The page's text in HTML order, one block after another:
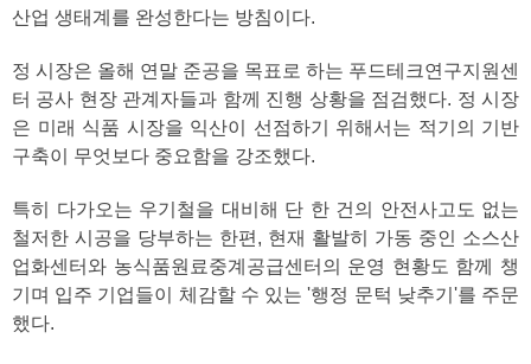
산업 생태계를 완성한다는 방침이다.
정 시장은 올해 연말 준공을 목표로 하는 푸드테크연구지원센
터 공사 현장 관계자들과 함께 진행 상황을 점검했다. 정 시장
은 미래 식품 시장을 익산이 선점하기 위해서는 적기의 기반
구축이 무엇보다 중요함을 강조했다.
특히 다가오는 우기철을 대비해 단 한 건의 안전사고도 없는
철저한 시공을 당부하는 한편, 현재 활발히 가동 중인 소스산
업화센터와 농식품원료중계공급센터의 운영 현황도 함께 챙
기며 입주 기업들이 체감할 수 있는 '행정 문턱 낮추기'를 주문
했다.